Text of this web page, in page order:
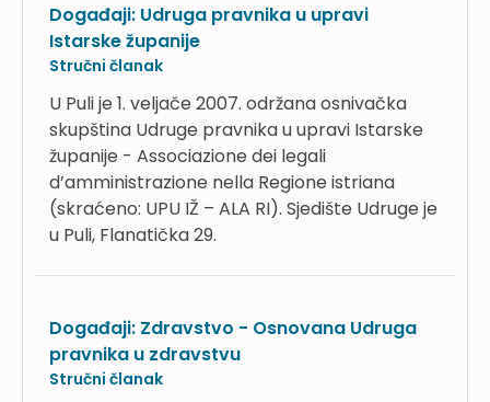
Događaji: Udruga pravnika u upravi
Istarske županije
Stručni članak
U Puli je 1. veljače 2007. održana osnivačka
skupština Udruge pravnika u upravi Istarske
županije - Associazione dei legali
d’amministrazione nella Regione istriana
(skraćeno: UPU IŽ – ALA RI). Sjedište Udruge je
u Puli, Flanatička 29.
Događaji: Zdravstvo - Osnovana Udruga
pravnika u zdravstvu
Stručni članak